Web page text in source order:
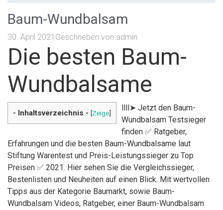
Baum-Wundbalsam
30. April 2021 Geschrieben von admin
Die besten Baum-
Wundbalsame
- Inhaltsverzeichnis - [Zeige]
llll➤ Jetzt den Baum-
Wundbalsam Testsieger
finden ✅ Ratgeber,
Erfahrungen und die besten Baum-Wundbalsame laut
Stiftung Warentest und Preis-Leistungssieger zu Top
Preisen ✅ 2021. Hier sehen Sie die Vergleichssieger,
Bestenlisten und Neuheiten auf einen Blick. Mit wertvollen
Tipps aus der Kategorie Baumarkt, sowie Baum-
Wundbalsam Videos, Ratgeber, einer Baum-Wundbalsam